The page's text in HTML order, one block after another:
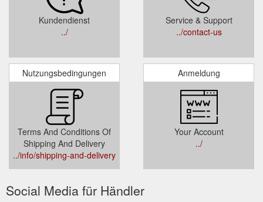
Kundendienst
../
Service & Support
../contact-us
Nutzungsbedingungen
Terms And Conditions Of
Shipping And Delivery
../info/shipping-and-delivery
Anmeldung
Your Account
../
Social Media für Händler